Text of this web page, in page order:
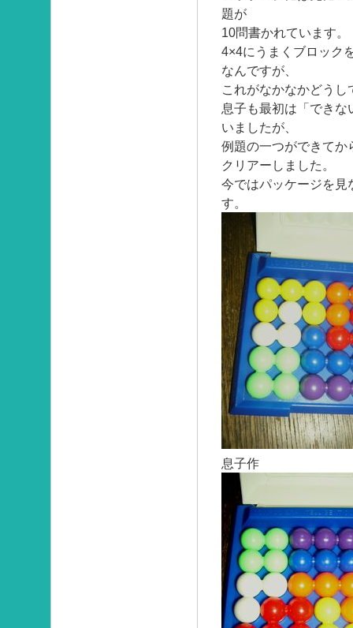
題が
10問書かれています。
4×4にうまくブロック
なんですが、
これがなかなかどうし
息子も最初は「でき
いましたが、
例題の一つができてか
クリアーしました。
今ではパッケージを見
す。
息子作